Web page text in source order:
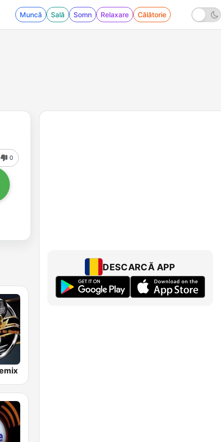
Muncă Sală Somn Relaxare Călătorie
0
DESCARCĂ APP